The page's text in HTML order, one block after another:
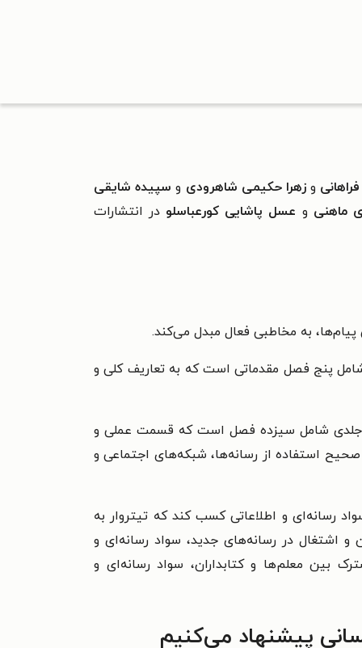
وزهرا حکیمی شاهرودی و سپیده شایقی
ماهنی و عسل پاشایی کورعباسلو در انتشارات
پیام‌ها، به مخاطبی فعال مبدل می‌کند.
پنج فصل مقدماتی است که به تعاریف کلی و
شامل سیزده فصل است که قسمت عملی و
استفاده از رسانه‌ها، شبکه‌های اجتماعی و
رسانه‌ای و اطلاعاتی کسب کند که تیتروار به
و اشتغال در رسانه‌های جدید، سواد رسانه‌ای و
بین معلم‌ها و کتابداران، سواد رسانه‌ای و
پیشنهاد می‌کنیم